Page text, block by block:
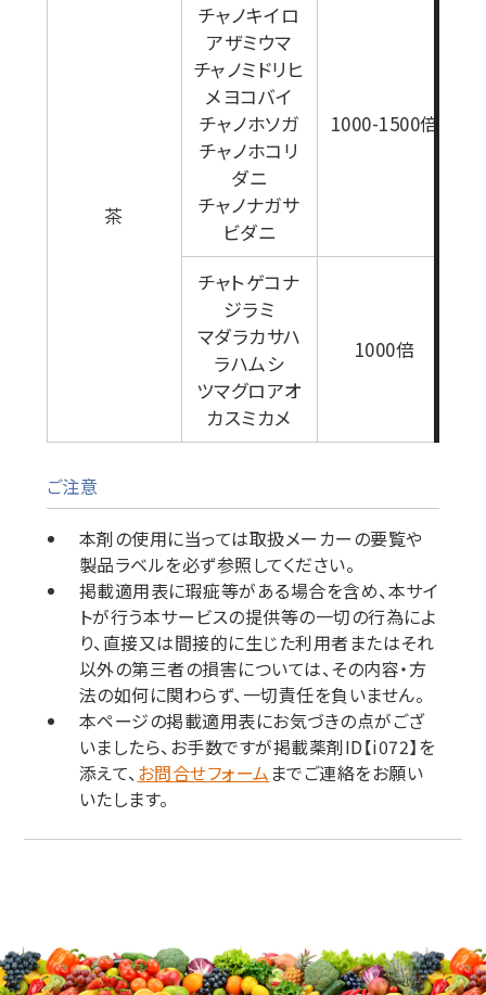
茶
チャノキイロ
アザミウマ
チャノミドリヒ
メヨコバイ
チャノホソガ
チャノホコリ
ダニ
チャノナガサ
ビダニ
1000-1500倍
チャトゲコナ
ジラミ
マダラカサハ
ラハムシ
ツマグロアオ
カスミカメ
1000倍
ご注意
本剤の使用に当っては取扱メーカーの要覧や
製品ラベルを必ず参照してください。
掲載適用表に瑕疵等がある場合を含め、本サイ
トが行う本サービスの提供等の一切の行為によ
り、直接又は間接的に生じた利用者またはそれ
以外の第三者の損害については、その内容・方
法の如何に関わらず、一切責任を負いません。
本ページの掲載適用表にお気づきの点がござ
いましたら、お手数ですが掲載薬剤ID【i072】を
添えて、お問合せフォーム までご連絡をお願い
いたします。